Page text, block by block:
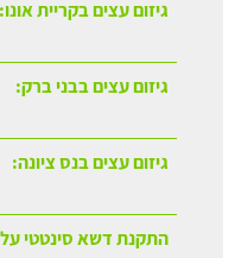
גיזום עצים בבני ברק:
גיזום עצים בנס ציונה:
התקנת דשא סינטטי על
שתילת עץ אבוקדו: